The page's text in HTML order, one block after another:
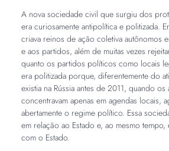
A nova sociedade civil que surgiu dos
era curiosamente antipolítica e politizada.
criava reinos de ação coletiva autônomos
e aos partidos, além de muitas vezes
quanto os partidos políticos como locais
era politizada porque, diferentemente do
existia na Rússia antes de 2011, quando os
concentravam apenas em agendas locais,
abertamente o regime político. Essa
em relação ao Estado e, ao mesmo tempo,
com o Estado.